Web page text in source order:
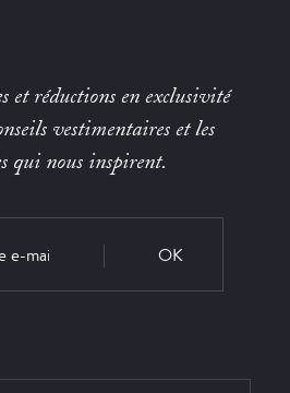
et réductions en exclusivité
vestimentaires et les
qui nous inspirent.
OK